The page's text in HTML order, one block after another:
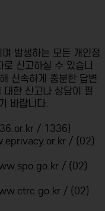
발생하는 모든 개인정
신고하실 수 있습니
신속하게 충분한 답변
한 신고나 상담이 필
바랍니다.
/ 1336)
/ (02)
/ (02)
/ (02)